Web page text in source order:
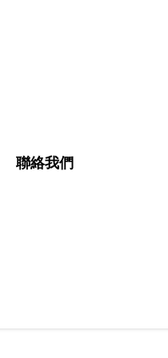
聯絡我們